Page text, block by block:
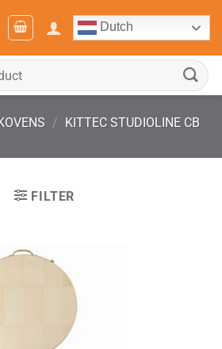
Dutch
/ KITTEC STUDIOLINE CB
FILTER